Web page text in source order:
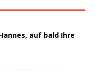
auf bald Ihre